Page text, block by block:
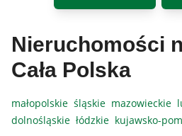
Nieruchomości
Cała Polska
małopolskie śląskie mazowieckie
dolnośląskie łódzkie kujawsko-